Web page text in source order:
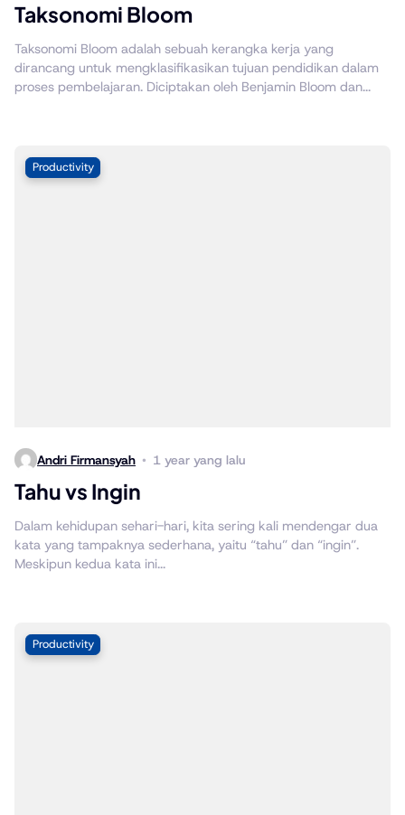
Taksonomi Bloom
Taksonomi Bloom adalah sebuah kerangka kerja yang
dirancang untuk mengklasifikasikan tujuan pendidikan dalam
proses pembelajaran. Diciptakan oleh Benjamin Bloom dan...
Productivity
Andri Firmansyah 1 year yang lalu
Tahu vs Ingin
Dalam kehidupan sehari-hari, kita sering kali mendengar dua
kata yang tampaknya sederhana, yaitu “tahu” dan “ingin”.
Meskipun kedua kata ini...
Productivity